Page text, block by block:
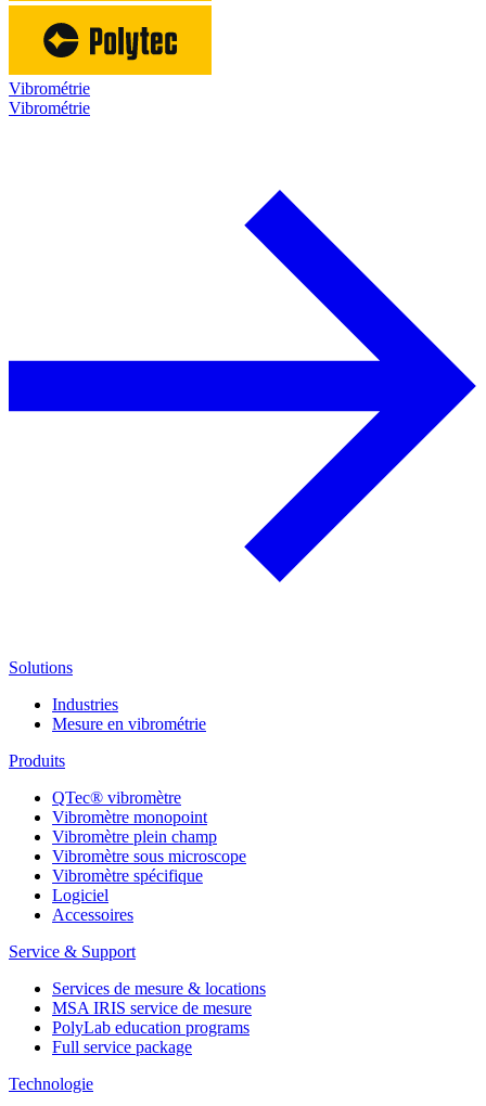
Vibrométrie
Vibrométrie
Solutions
Industries
Mesure en vibrométrie
Produits
QTec® vibromètre
Vibromètre monopoint
Vibromètre plein champ
Vibromètre sous microscope
Vibromètre spécifique
Logiciel
Accessoires
Service & Support
Services de mesure & locations
MSA IRIS service de mesure
PolyLab education programs
Full service package
Technologie